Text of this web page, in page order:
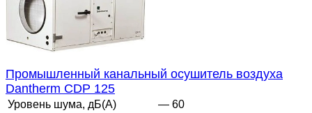
Промышленный канальный осушитель воздуха
Dantherm CDP 125
Уровень шума, дБ(А)
— 60